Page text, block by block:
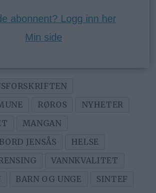
abonnent? Logg inn her
Min side
RØROS
NYHETER
MANGAN
JENSÅS
HELSE
VANNKVALITET
BARN OG UNGE SINTEF